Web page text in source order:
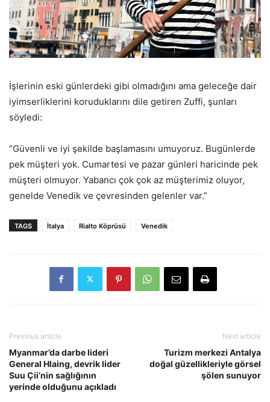
İşlerinin eski günlerdeki gibi olmadığını ama geleceğe dair
iyimserliklerini koruduklarını dile getiren Zuffi, şunları
söyledi:
“Güvenli ve iyi şekilde başlamasını umuyoruz. Bugünlerde
pek müşteri yok. Cumartesi ve pazar günleri haricinde pek
müşteri olmuyor. Yabancı çok çok az müşterimiz oluyor,
genelde Venedik ve çevresinden gelenler var.”
TAGS İtalya Rialto Köprüsü Venedik
Previous article
Myanmar’da darbe lideri
General Hlaing, devrik lider
Suu Çii’nin sağlığının
yerinde olduğunu açıkladı
Next article
Turizm merkezi Antalya
doğal güzellikleriyle görsel
şölen sunuyor